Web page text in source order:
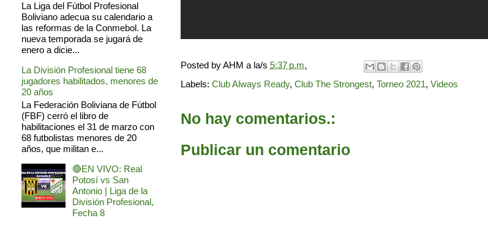
Posted byAHM a la/s 5:37 p.m.
Labels: Club Always Ready, Club The Strongest, Torneo 2021, Videos
No hay comentarios.:
Publicar un comentario
La Liga del Fútbol Profesional
Boliviano adecua su calendario a
las reformas de la Conmebol. La
nueva temporada se jugará de
enero a dicie...
La División Profesional tiene 68
jugadores habilitados, menores de
20 años
La Federación Boliviana de Fútbol
(FBF) cerró el libro de
habilitaciones el 31 de marzo con
68 futbolistas menores de 20
años, que militan e...
🔴EN VIVO: Real
Potosí vs San
Antonio | Liga de la
División Profesional,
Fecha 8